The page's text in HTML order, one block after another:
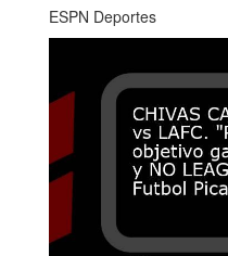
ESPN Deportes